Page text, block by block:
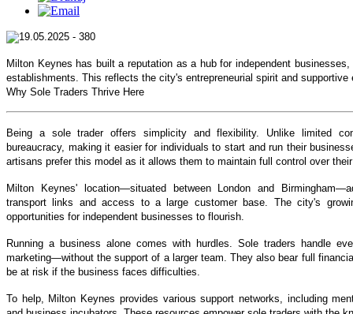
Milton Keynes has built a reputation as a hub for independent
establishments. This reflects the city's entrepreneurial spirit and
Why Sole Traders Thrive Here
Being a sole trader offers simplicity and flexibility. Unlike limited
bureaucracy, making it easier for individuals to start and run their
artisans prefer this model as it allows them to maintain full control over
Milton Keynes' location—situated between London and
transport links and access to a large customer base. The city's
opportunities for independent businesses to flourish.
Running a business alone comes with hurdles. Sole traders handle
marketing—without the support of a larger team. They also bear full
be at risk if the business faces difficulties.
To help, Milton Keynes provides various support networks, including